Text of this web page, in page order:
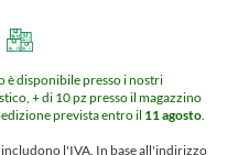
è disponibile presso i nostri
+ di 10 pz presso il magazzino
prevista entro il 11 agosto.
l'IVA. In base all'indirizzo